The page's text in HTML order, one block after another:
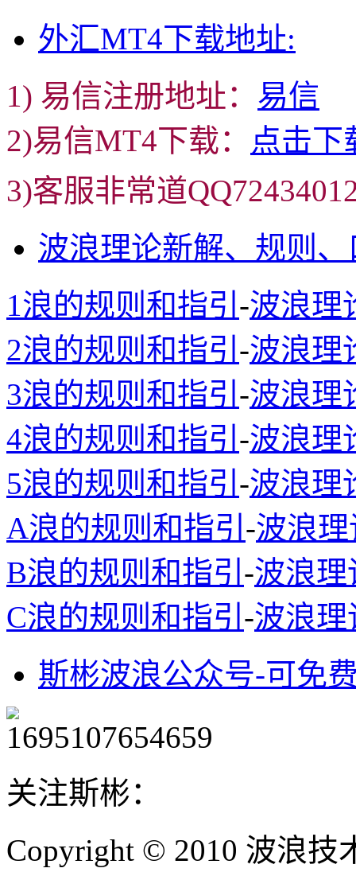
外汇MT4下载地址:
1) 易信注册地址： 易信
2)易信MT4下载： 点击下
3)客服非常道
波浪理论新解、规则
1浪的规则和指引 -波浪理
2浪的规则和指引 -波浪理
3浪的规则和指引 -波浪理
4浪的规则和指引 -波浪理
5浪的规则和指引 -波浪理
A浪的规则和指引 -波浪
B浪的规则和指引 -波浪
C浪的规则和指引 -波浪理
斯彬波浪公众号-可免
关注斯彬：
Copyright © 2010 波浪技